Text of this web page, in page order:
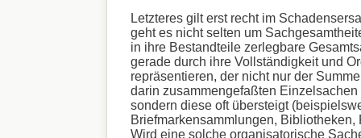
Letzteres gilt erst recht im
geht es nicht selten um
in ihre Bestandteile zerlegbare
gerade durch ihre Vollständigkeit und
repräsentieren, der nicht nur der
darin zusammengefaßten Einzelsachen
sondern diese oft übersteigt
Briefmarkensammlungen, Bibliotheken,
Wird eine solche organisatorische